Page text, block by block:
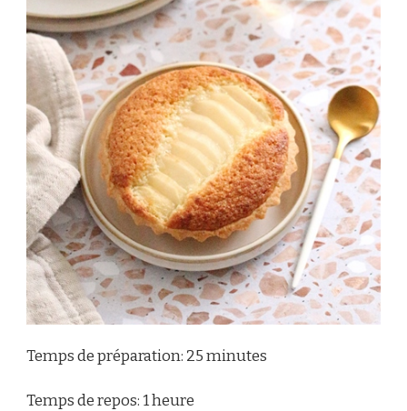
Temps de préparation: 25 minutes
Temps de repos: 1 heure